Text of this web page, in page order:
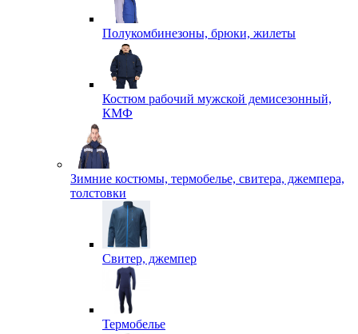
Полукомбинезоны, брюки, жилеты
Костюм рабочий мужской демисезонный,
КМФ
Зимние костюмы, термобелье, свитера, джемпера,
толстовки
Свитер, джемпер
Термобелье